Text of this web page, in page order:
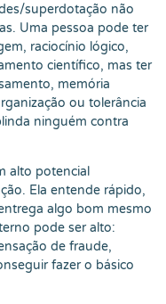
superdotação não
Uma pessoa pode ter
raciocínio lógico,
científico, mas ter
memória
ou tolerância
ninguém contra
alto potencial
Ela entende rápido,
algo bom mesmo
pode ser alto:
de fraude,
fazer o básico